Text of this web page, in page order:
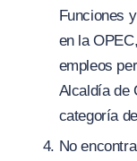
Funciones
en la
empleos
Alcaldía de
categoría
No